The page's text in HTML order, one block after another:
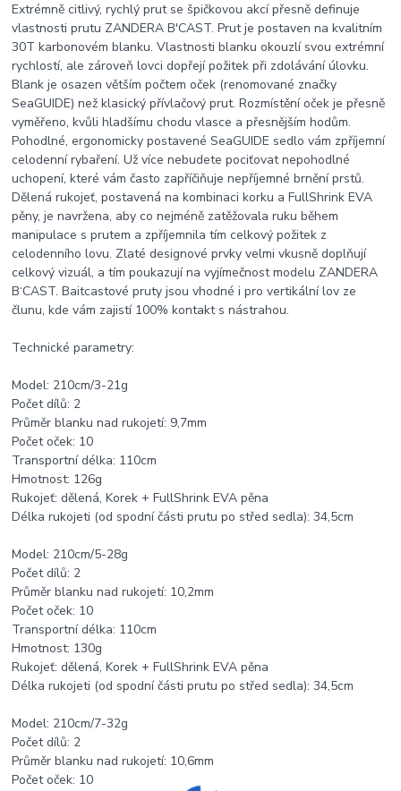
Extrémně citlivý, rychlý prut se špičkovou akcí přesně definuje
vlastnosti prutu ZANDERA B'CAST. Prut je postaven na kvalitním
30T karbonovém blanku. Vlastnosti blanku okouzlí svou extrémní
rychlostí, ale zároveň lovci dopřejí požitek při zdolávání úlovku.
Blank je osazen větším počtem oček (renomované značky
SeaGUIDE) než klasický přívlačový prut. Rozmístění oček je přesně
vyměřeno, kvůli hladšímu chodu vlasce a přesnějším hodům.
Pohodlné, ergonomicky postavené SeaGUIDE sedlo vám zpříjemní
celodenní rybaření. Už více nebudete pociťovat nepohodlné
uchopení, které vám často zapříčiňuje nepříjemné brnění prstů.
Dělená rukojeť, postavená na kombinaci korku a FullShrink EVA
pěny, je navržena, aby co nejméně zatěžovala ruku během
manipulace s prutem a zpříjemnila tím celkový požitek z
celodenního lovu. Zlaté designové prvky velmi vkusně doplňují
celkový vizuál, a tím poukazují na vyjímečnost modelu ZANDERA
B‘CAST. Baitcastové pruty jsou vhodné i pro vertikální lov ze
člunu, kde vám zajistí 100% kontakt s nástrahou.
Technické parametry:
Model: 210cm/3-21g
Počet dílů: 2
Průměr blanku nad rukojetí: 9,7mm
Počet oček: 10
Transportní délka: 110cm
Hmotnost: 126g
Rukojeť: dělená, Korek + FullShrink EVA pěna
Délka rukojeti (od spodní části prutu po střed sedla): 34,5cm
Model: 210cm/5-28g
Počet dílů: 2
Průměr blanku nad rukojetí: 10,2mm
Počet oček: 10
Transportní délka: 110cm
Hmotnost: 130g
Rukojeť: dělená, Korek + FullShrink EVA pěna
Délka rukojeti (od spodní části prutu po střed sedla): 34,5cm
Model: 210cm/7-32g
Počet dílů: 2
Průměr blanku nad rukojetí: 10,6mm
Počet oček: 10